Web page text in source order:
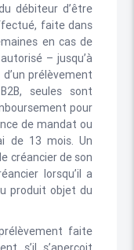
débiteur d’être
faite dans
en cas de
– jusqu’à
prélèvement
seules sont
pour
de mandat ou
de 13 mois. Un
créancier de son
lorsqu’il a
produit objet du
faite